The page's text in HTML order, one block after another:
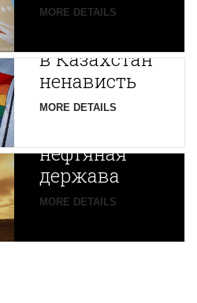
MORE DETAILS
Путин
в Казахстан
ненависть
MORE DETAILS
Центральной
Азии
зарождается
нефтяная
держава
MORE DETAILS